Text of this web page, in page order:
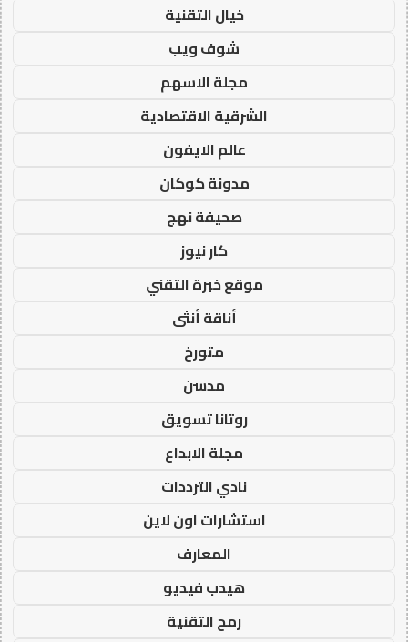
خيال التقنية
شوف ويب
مجلة الاسهم
الشرقية الاقتصادية
عالم الايفون
مدونة كوكان
صحيفة نهج
كار نيوز
موقع خبرة التقني
أناقة أنثى
متورخ
مدسن
روتانا تسويق
مجلة الابداع
نادي الترددات
استشارات اون لاين
المعارف
هيدب فيديو
رمح التقنية